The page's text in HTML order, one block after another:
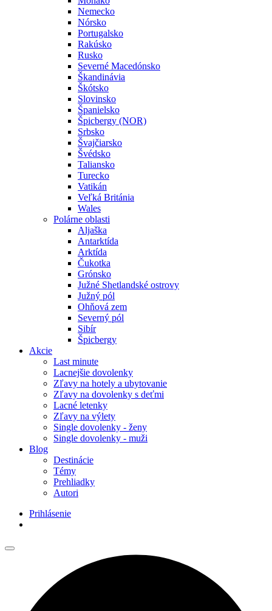
Nemecko
Nórsko
Portugalsko
Rakúsko
Rusko
Severné Macedónsko
Škandinávia
Škótsko
Slovinsko
Španielsko
Špicbergy (NOR)
Srbsko
Švajčiarsko
Švédsko
Taliansko
Turecko
Vatikán
Veľká Británia
Wales
Polárne oblasti
Aljaška
Antarktída
Arktída
Čukotka
Grónsko
Južné Shetlandské ostrovy
Južný pól
Ohňová zem
Severný pól
Sibír
Špicbergy
Akcie
Last minute
Lacnejšie dovolenky
Zľavy na hotely a ubytovanie
Zľavy na dovolenky s deťmi
Lacné letenky
Zľavy na výlety
Single dovolenky - ženy
Single dovolenky - muži
Blog
Destinácie
Témy
Prehliadky
Autori
Prihlásenie